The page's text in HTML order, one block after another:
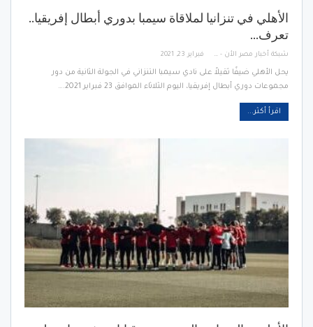
الأهلي في تنزانيا لملاقاة سيمبا بدوري أبطال إفريقيا..
تعرف…
شبكة أخبار مصر الأن - Egypt News Network Now فبراير 23, 2021
يحل الأهلي ضيفًا ثقيلاً على نادي سيمبا التنزاني في الجولة الثانية من دور
مجموعات دوري أبطال إفريقيا، اليوم الثلاثاء الموافق 23 فبراير 2021.…
اقرأ أكثر...